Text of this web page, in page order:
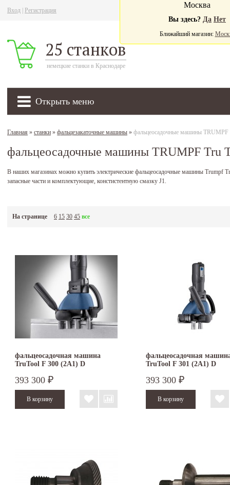
Вход Регистрация
25 станков
немецкие станки в Краснодаре
Открыть меню
Москва
Вы здесь? Да Нет
Ближайший магазин:
Главная » станки » фальцезакаточные машины » фальцеосадочные машины TRUMPF
фальцеосадочные машины TRUMPF Tru
В наших магазинах можно купить электрические фальцеосадочные машины Trumpf
запасные части и комплектующие, констистентную смазку J1.
На странице 6 15 30 45 все
фальцеосадочная машина
TruTool F 300 (2A1) D
393 300 ₽
фальцеосадочная
TruTool F 301 (2A1) D
393 300 ₽